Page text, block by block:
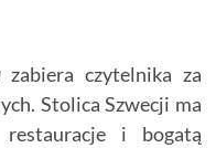
zabiera czytelnika za
Stolica Szwecji ma
i bogatą